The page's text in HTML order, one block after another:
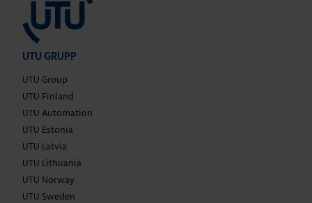
UTU GRUPP
UTU Group
UTU Finland
UTU Automation
UTU Estonia
UTU Latvia
UTU Lithuania
UTU Norway
UTU Sweden